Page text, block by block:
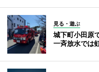
見る・遊ぶ
城下町小田原
一斉放水では